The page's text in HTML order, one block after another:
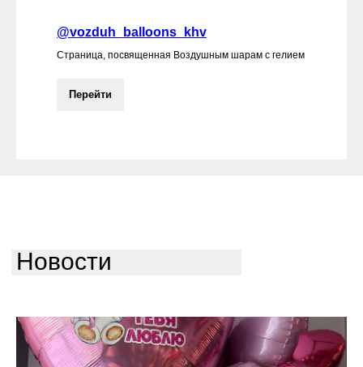
@vozduh_balloons_khv
Страница, посвященная Воздушным шарам с гелием
Перейти
Новости